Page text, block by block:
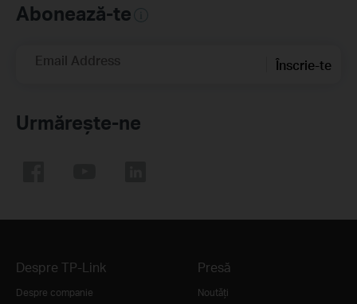
Abonează-te
Email Address Înscrie-te
Urmărește-ne
Despre TP-Link
Despre companie
Presă
Noutăţi